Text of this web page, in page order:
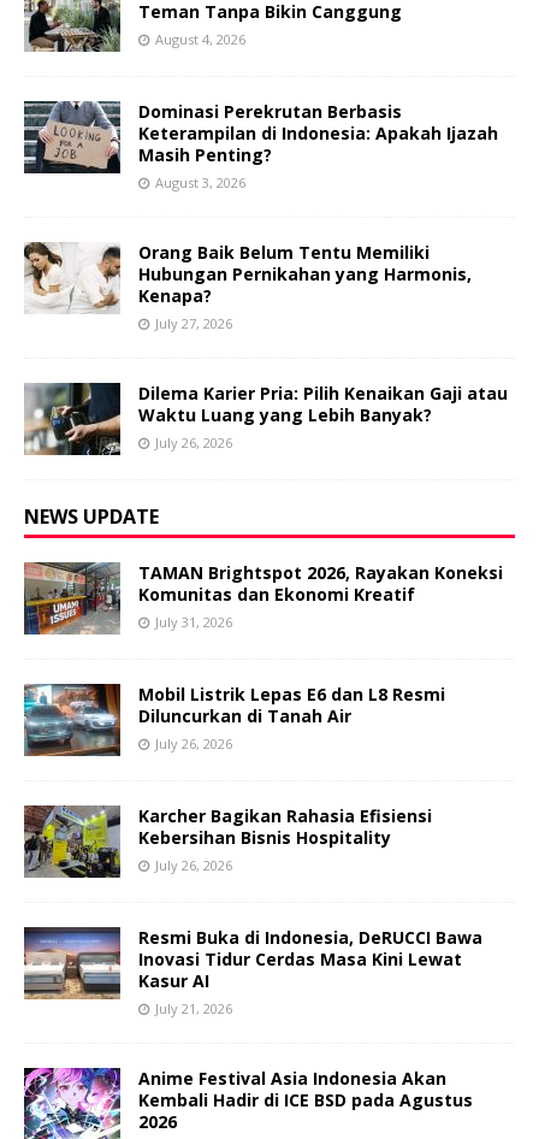
Teman Tanpa Bikin Canggung
August 4, 2026
Dominasi Perekrutan Berbasis
Keterampilan di Indonesia: Apakah Ijazah
Masih Penting?
August 3, 2026
Orang Baik Belum Tentu Memiliki
Hubungan Pernikahan yang Harmonis,
Kenapa?
July 27, 2026
Dilema Karier Pria: Pilih Kenaikan Gaji atau
Waktu Luang yang Lebih Banyak?
July 26, 2026
NEWS UPDATE
TAMAN Brightspot 2026, Rayakan Koneksi
Komunitas dan Ekonomi Kreatif
July 31, 2026
Mobil Listrik Lepas E6 dan L8 Resmi
Diluncurkan di Tanah Air
July 26, 2026
Karcher Bagikan Rahasia Efisiensi
Kebersihan Bisnis Hospitality
July 26, 2026
Resmi Buka di Indonesia, DeRUCCI Bawa
Inovasi Tidur Cerdas Masa Kini Lewat
Kasur AI
July 21, 2026
Anime Festival Asia Indonesia Akan
Kembali Hadir di ICE BSD pada Agustus
2026